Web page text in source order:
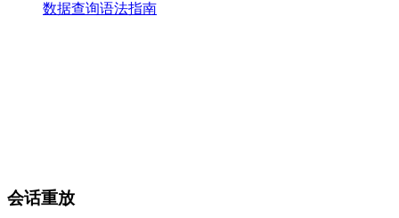
数据查询语法指南
会话重放